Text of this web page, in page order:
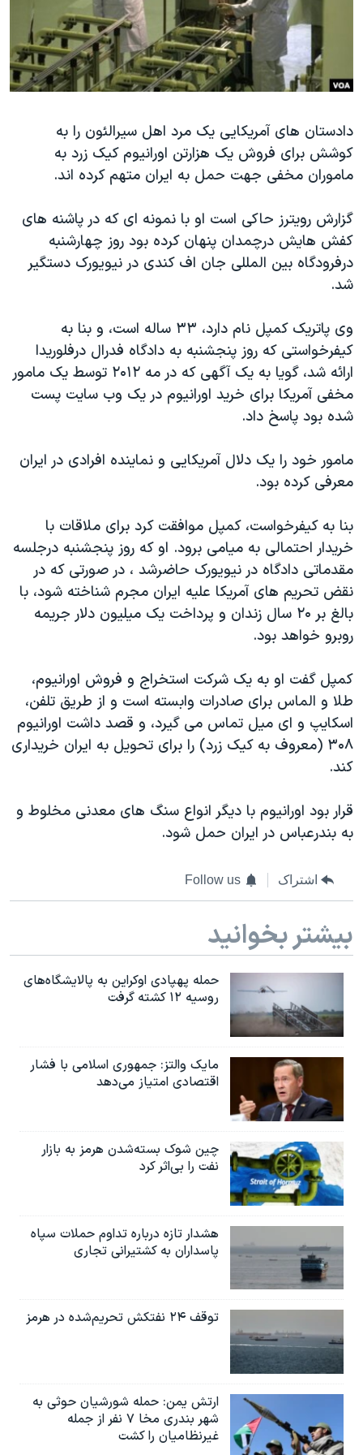
فرهنگ و زندگی
حقوق شهروندی
اقتصادی
اسرائیل در جنگ
گالری عکس
انتخابات ریاست جمهوری آمریکا ۲۰۲۴
حمله جمهوری اسلامی به اسرائیل
ورزش زنان در ایران
اعتراضات زن، زندگی، آزادی
تریبونال مردمی آبان ۹۸
دادگاه حمید نوری
اعتراضات مردمی آبان ۹۸
اسرائیل در جنگ
نرگس محمدی برنده جایزه نوبل صلح
همایش محافظه‌کاران آمریکا «سی‌پک»
صفحه‌های ویژه
سفر پرزیدنت ترامپ به چین
زبانهای مختلف
دادستان های آمریکایی یک مرد اهل سیرالئون را به
کوشش برای فروش یک هزارتن اورانیوم کیک زرد به
ماموران مخفی جهت حمل به ایران متهم کرده اند.
گزارش رویترز حاکی است او با نمونه ای که در پاشنه های
کفش هایش درچمدان پنهان کرده بود روز چهارشنبه
درفرودگاه بین المللی جان اف کندی در نیویورک دستگیر
شد.
وی پاتریک کمپل نام دارد، ۳۳ ساله است، و بنا به
کیفرخواستی که روز پنجشنبه به دادگاه فدرال درفلوریدا
ارائه شد، گویا به یک آگهی که در مه ۲۰۱۲ توسط یک مامور
مخفی آمریکا برای خرید اورانیوم در یک وب سایت پست
شده بود پاسخ داد.
مامور خود را یک دلال آمریکایی و نماینده افرادی در ایران
معرفی کرده بود.
بنا به کیفرخواست، کمپل موافقت کرد برای ملاقات با
خریدار احتمالی به میامی برود. او که روز پنجشنبه درجلسه
مقدماتی دادگاه در نیویورک حاضرشد ، در صورتی که در
نقض تحریم های آمریکا علیه ایران مجرم شناخته شود، با
بالغ بر ۲۰ سال زندان و پرداخت یک میلیون دلار جریمه
روبرو خواهد بود.
کمپل گفت او به یک شرکت استخراج و فروش اورانیوم،
طلا و الماس برای صادرات وابسته است و از طریق تلفن،
اسکایپ و ای میل تماس می گیرد، و قصد داشت اورانیوم
۳۰۸ (معروف به کیک زرد) را برای تحویل به ایران خریداری
کند.
قرار بود اورانیوم با دیگر انواع سنگ های معدنی مخلوط و
به بندرعباس در ایران حمل شود.
اشتراک Follow us
بیشتر بخوانید
حمله پهپادی اوکراین به پالایشگاه‌های
روسیه ۱۲ کشته گرفت
مایک والتز: جمهوری اسلامی با فشار
اقتصادی امتیاز می‌دهد
چین شوک بسته‌شدن هرمز به بازار
نفت را بی‌اثر کرد
هشدار تازه درباره تداوم حملات سپاه
پاسداران به کشتیرانی تجاری
توقف ۲۴ نفتکش تحریم‌شده در هرمز
ارتش یمن: حمله شورشیان حوثی به
شهر بندری مخا ۷ نفر از جمله
غیرنظامیان را کشت